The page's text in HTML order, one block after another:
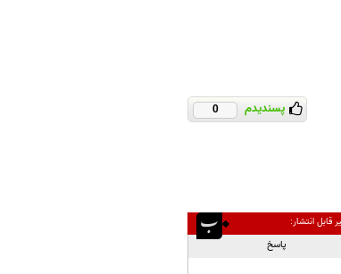
پسندیدم 0
قابل انتشار:
پاسخ